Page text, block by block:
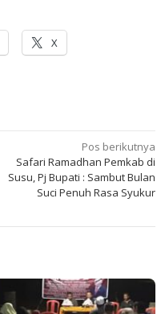
X
Pos berikutnya
Safari Ramadhan Pemkab di
Susu, Pj Bupati : Sambut Bulan
Suci Penuh Rasa Syukur